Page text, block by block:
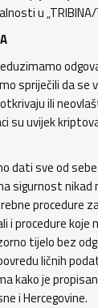
u
spriječili da se
ili
su uvijek
dati sve od
sigurnost nikad
procedure
i procedure koje
tijelo bez
ličnih
kako je
i Hercegovine.